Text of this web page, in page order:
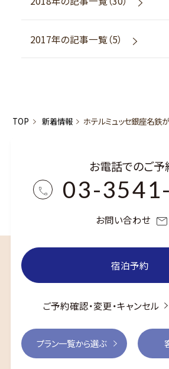
2017年の記事一覧（5）
TOP 新着情報 ホテルミュッセ銀座名鉄
お電話でのご予
03-
お問い合わせ
宿泊予約
ご予約確認・変更・キャンセル
プラン一覧から選ぶ